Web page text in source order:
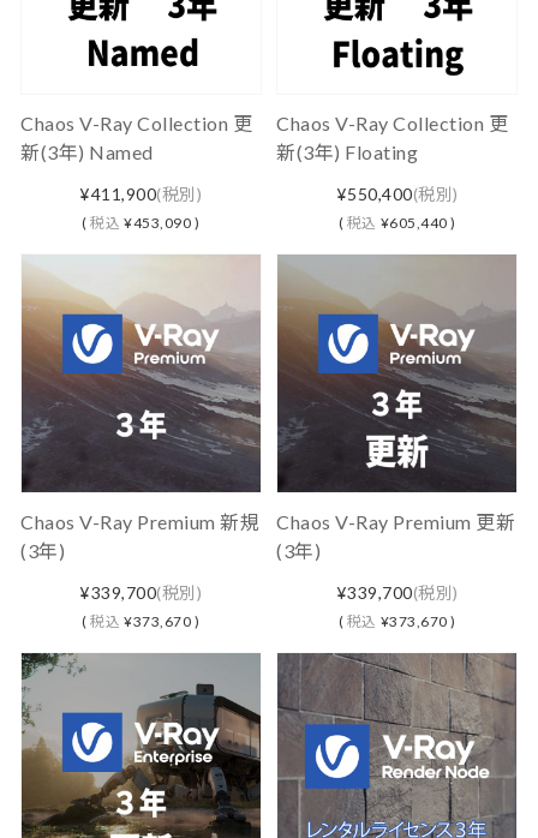
Chaos V-Ray Collection 更
新(3年) Named
¥411,900(税別)
(税込 ¥453,090 )
Chaos V-Ray Collection 更
新(3年) Floating
¥550,400(税別)
( 税込 ¥605,440 )
Chaos V-Ray Premium 新規
(3年)
¥339,700(税別)
(税込 ¥373,670 )
Chaos V-Ray Premium 更新
(3年)
¥339,700(税別)
( 税込 ¥373,670 )